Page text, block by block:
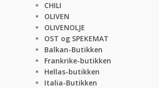
CHILI
OLIVEN
OLIVENOLJE
OST og SPEKEMAT
Balkan-Butikken
Frankrike-butikken
Hellas-butikken
Italia-Butikken